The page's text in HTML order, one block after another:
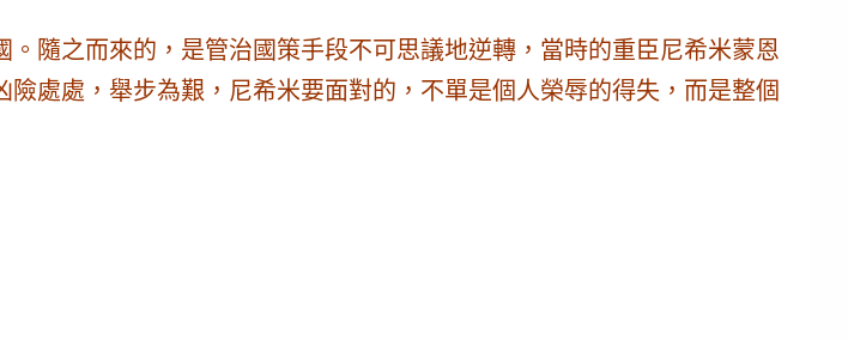
隨之而來的，是管治國策手段不可思議地逆轉，當時的重臣尼希米蒙恩
處處，舉步為艱， 尼希米要面對的，不單是個人榮辱的得失，而是整個